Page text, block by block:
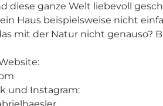
diese ganze Welt liebevoll
Haus beispielsweise nicht
mit der Natur nicht genauso?
und Instagram: